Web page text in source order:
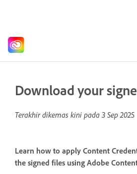
Download your
Terakhir dikemas kini pada 3 Sep 2025
Learn how to apply Content
the signed files using Adobe